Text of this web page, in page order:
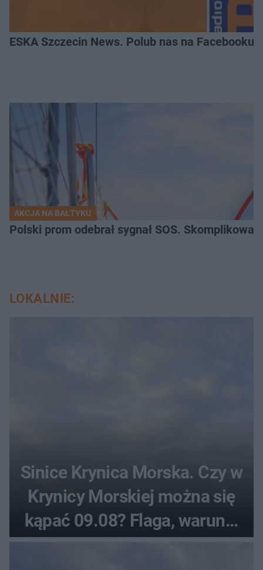
ESKA Szczecin News. Polub nas na Facebooku!
AKCJA NA BAŁTYKU
Polski prom odebrał sygnał SOS.
LOKALNIE:
Sinice Krynica Morska. Czy w
Krynicy Morskiej można się
kąpać 09.08? Flaga, warunki
pogodowe